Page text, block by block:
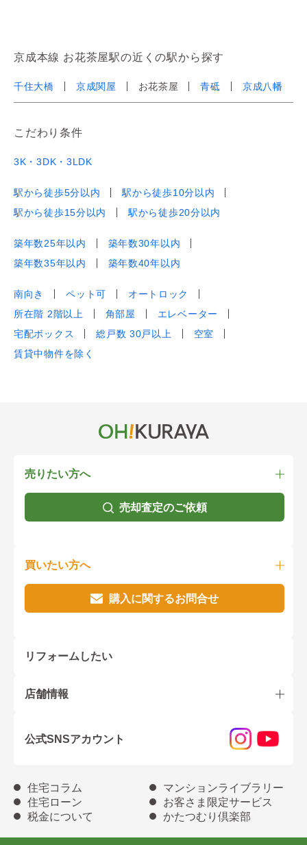
京成本線 お花茶屋駅の近くの駅から探す
千住大橋 京成関屋 お花茶屋 青砥 京成八幡
こだわり条件
3K・3DK・3LDK
駅から徒歩5分以内
駅から徒歩10分以内
駅から徒歩15分以内
駅から徒歩20分以内
築年数25年以内
築年数30年以内
築年数35年以内
築年数40年以内
南向き ペット可
オートロック
所在階 2階以上
角部屋
エレベーター
宅配ボックス
総戸数 30戸以上
空室
賃貸中物件を除く
売りたい方へ
売却査定のご依頼
買いたい方へ
購入に関するお問合せ
リフォームしたい
店舗情報
公式SNSアカウント
住宅コラム
マンションライブラリー
住宅ローン
お客さま限定サービス
税金について
かたつむり倶楽部